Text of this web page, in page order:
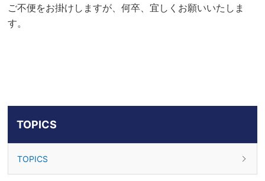
ご不便をお掛けしますが、何卒、宜しくお願いいたしま
す。
TOPICS
TOPICS